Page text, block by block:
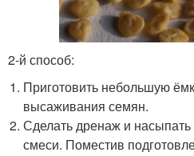
2-й способ:
Приготовить небольшую
высаживания семян.
Сделать дренаж и
смеси. Поместив